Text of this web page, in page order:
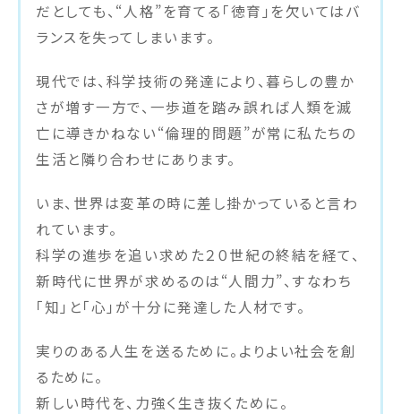
だとしても、“人格”を育てる「徳育」を欠いてはバ
ランスを失ってしまいます。
現代では、科学技術の発達により、暮らしの豊か
さが増す一方で、一歩道を踏み誤れば人類を滅
亡に導きかねない“倫理的問題”が常に私たちの
生活と隣り合わせにあります。
いま、世界は変革の時に差し掛かっていると言わ
れています。
科学の進歩を追い求めた２０世紀の終結を経て、
新時代に世界が求めるのは“人間力”、すなわち
「知」と「心」が十分に発達した人材です。
実りのある人生を送るために。よりよい社会を創
るために。
新しい時代を、力強く生き抜くために。